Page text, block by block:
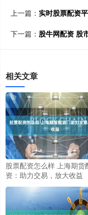
上一篇： 实时股票配资
下一篇： 股牛网配资 股
相关文章
股票配资怎么样 上海期货
资：助力交易，放大收益